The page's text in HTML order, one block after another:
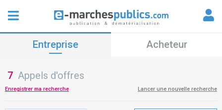
Entreprise Acheteur
7 Appels d'offres
Enregistrer ma recherche Lancer une nouvelle recherche